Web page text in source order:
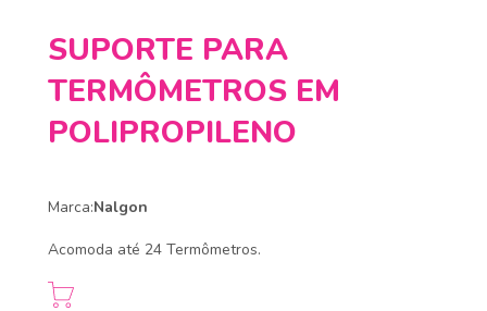
SUPORTE PARA
TERMÔMETROS EM
POLIPROPILENO
Marca:Nalgon
Acomoda até 24 Termômetros.